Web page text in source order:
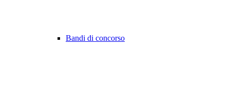
Bandi di concorso